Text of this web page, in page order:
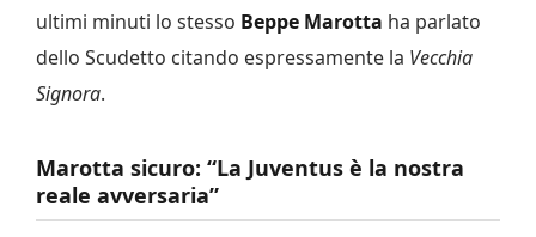
ultimi minuti lo stesso Beppe Marotta ha parlato
dello Scudetto citando espressamente la Vecchia
Signora.
Marotta sicuro: “La Juventus è la nostra
reale avversaria”